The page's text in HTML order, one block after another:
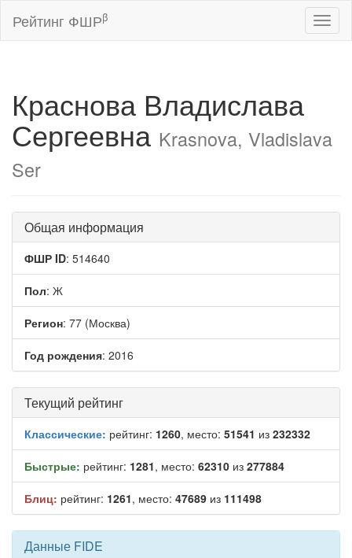
Рейтинг ФШРβ
Краснова Владислава
Сергеевна Krasnova, Vladislava
Ser
Общая информация
ФШР ID: 514640
Пол: Ж
Регион: 77 (Москва)
Год рождения: 2016
Текущий рейтинг
Классические: рейтинг: 1260, место: 51541 из 232332
Быстрые: рейтинг: 1281, место: 62310 из 277884
Блиц: рейтинг: 1261, место: 47689 из 111498
Данные FIDE